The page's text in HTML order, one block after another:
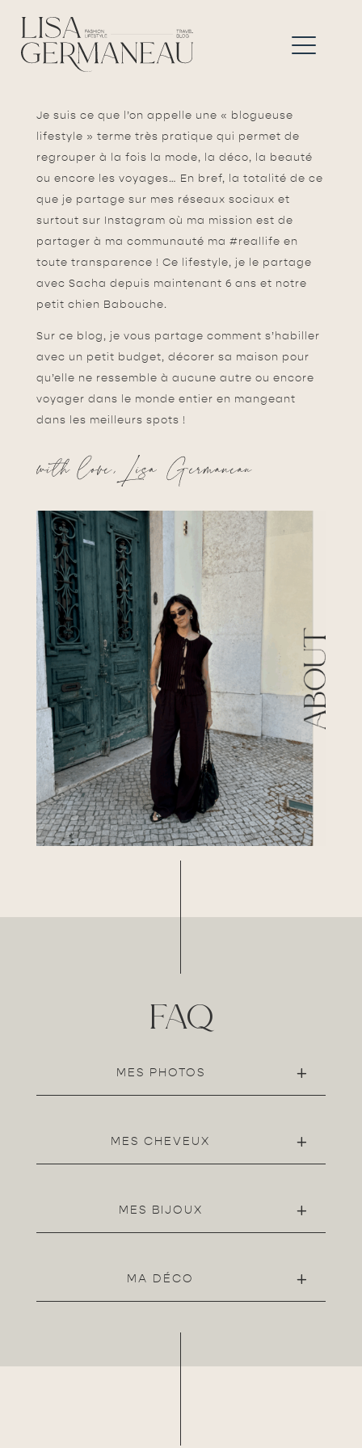
Je suis ce que l’on appelle une « blogueuse
lifestyle » terme très pratique qui permet de
regrouper à la fois la mode, la déco, la beauté
ou encore les voyages… En bref, la totalité de ce
que je partage sur mes réseaux sociaux et
surtout sur Instagram où ma mission est de
partager à ma communauté ma #reallife en
toute transparence ! Ce lifestyle, je le partage
avec Sacha depuis maintenant 6 ans et notre
petit chien Babouche.
Sur ce blog, je vous partage comment s’habiller
avec un petit budget, décorer sa maison pour
qu’elle ne ressemble à aucune autre ou encore
voyager dans le monde entier en mangeant
dans les meilleurs spots !
faq
MES PHOTOS
MES CHEVEUX
MES BIJOUX
MA DÉCO